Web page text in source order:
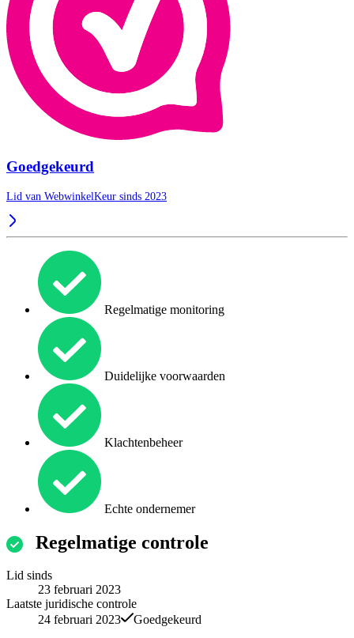
Goedgekeurd
Lid van WebwinkelKeur sinds 2023
Regelmatige monitoring
Duidelijke voorwaarden
Klachtenbeheer
Echte ondernemer
Regelmatige controle
Lid sinds
23 februari 2023
Laatste juridische controle
24 februari 2023
Goedgekeurd